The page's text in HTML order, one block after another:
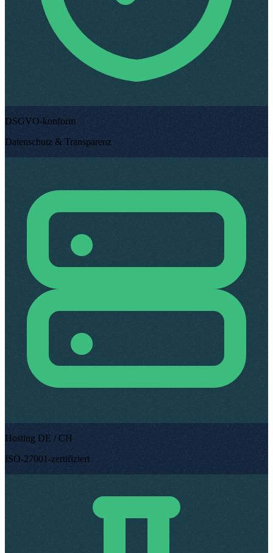
DSGVO-konform
Datenschutz & Transparenz
Hosting DE / CH
ISO-27001-zertifiziert